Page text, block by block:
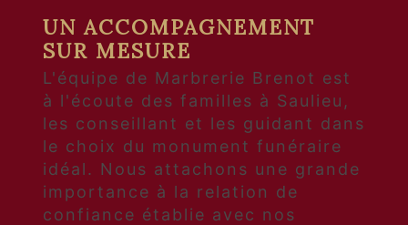
UN ACCOMPAGNEMENT
SUR MESURE
L'équipe de Marbrerie Brenot est
à l'écoute des familles à Saulieu,
les conseillant et les guidant dans
le choix du monument funéraire
idéal. Nous attachons une grande
importance à la relation de
confiance établie avec nos